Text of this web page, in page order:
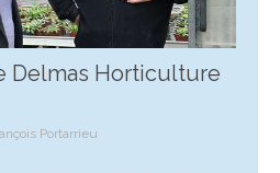
Delmas Horticulture
Portarrieu